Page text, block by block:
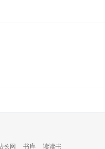
长网 书库 读读书